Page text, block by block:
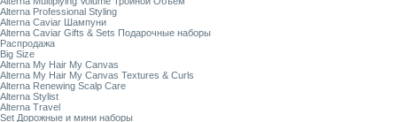
Alterna Professional Styling
Alterna Caviar Шампуни
Alterna Caviar Gifts & Sets Подарочные наборы
Распродажа
Big Size
Alterna My Hair My Canvas
Alterna My Hair My Canvas Textures & Curls
Alterna Renewing Scalp Care
Alterna Stylist
Alterna Travel
Set Дорожные и мини наборы